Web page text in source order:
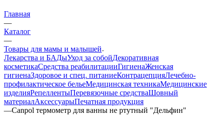
Главная
—
Каталог
—
Товары для мамы и малышей
Лекарства и БАДыУход за собойДекоративная
косметикаСредства реабилитацииГигиенаЖенская
гигиенаЗдоровое и спец. питаниеКонтрацепцияЛечебно-
профилактическое бельеМедицинская техникаМедицинские
изделияРепеллентыПеревязочные средстваШовный
материалАксессуарыПечатная продукция
—Canpol термометр для ванны не ртутный "Дельфин"